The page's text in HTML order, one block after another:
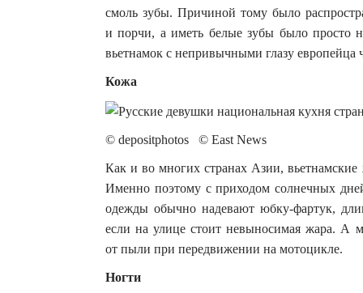
смоль зубы. Причиной тому было
и порчи, а иметь белые зубы было просто
вьетнамок с непривычными глазу европейца
Кожа
© depositphotos © East News
Как и во многих странах Азии,
Именно поэтому с приходом солнечных
одежды обычно надевают юбку-фартук,
если на улице стоит невыносимая жара.
от пыли при передвижении на мотоцикле.
Ногти